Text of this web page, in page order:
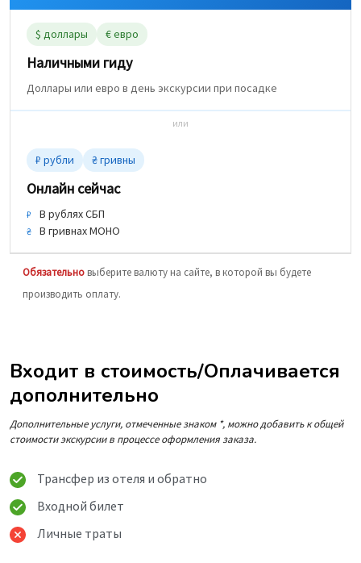
$ доллары € евро
Наличными гиду
Доллары или евро в день экскурсии при посадке
или
₽ рубли ₴ гривны
Онлайн сейчас
₽ В рублях СБП
₴ В гривнах МОНО
Обязательно выберите валюту на сайте, в которой вы будете
производить оплату.
Входит в стоимость/Оплачивается
дополнительно
Дополнительные услуги, отмеченные знаком *, можно добавить к общей
стоимости экскурсии в процессе оформления заказа.
Трансфер из отеля и обратно
Входной билет
Личные траты